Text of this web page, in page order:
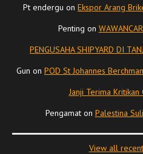
Pt endergu on Ekspor Arang
Penting on
PENGUSAHA SHIPYARD DI
Gun on POD St Johannes
Janji Terima
Pengamaton Palestina
View all